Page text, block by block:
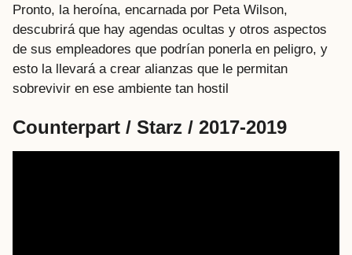
Pronto, la heroína, encarnada por Peta Wilson,
descubrirá que hay agendas ocultas y otros aspectos
de sus empleadores que podrían ponerla en peligro, y
esto la llevará a crear alianzas que le permitan
sobrevivir en ese ambiente tan hostil
Counterpart / Starz / 2017-2019